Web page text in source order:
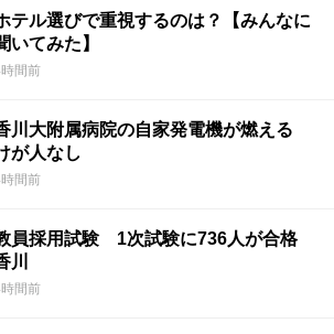
テル選びで重視するのは？【みんなに
いてみた】
間前
川大附属病院の自家発電機が燃える
が人なし
間前
員採用試験 1次試験に736人が合格
川
間前